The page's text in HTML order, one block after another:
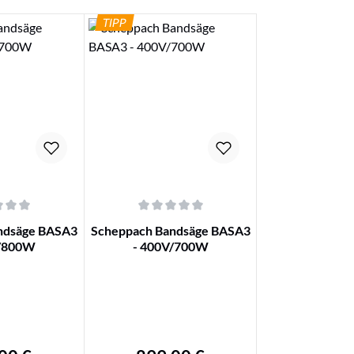
Bewertung von 0 von 5 Sternen
BASA3
TIPP
Durchschnittliche Bewertung von 0 von 5
Scheppach Bandsäge BASA3
- 400V/700W